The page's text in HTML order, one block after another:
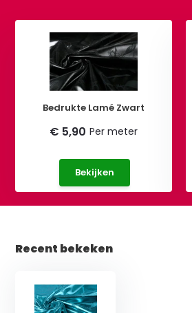
Bedrukte Lamé Zwart
€ 5,90 Per meter
Bekijken
Recent bekeken